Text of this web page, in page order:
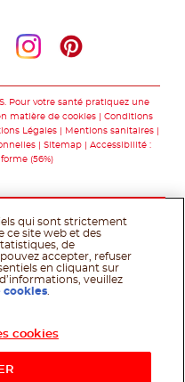
Pour votre santé pratiquez une
matière de cookies
Conditions
Légales
Mentions sanitaires
Sitemap
Accessibilité :
(56%)
qui sont strictement
ce site web et des
de
accepter, refuser
en cliquant sur
veuillez
cookies
cookies